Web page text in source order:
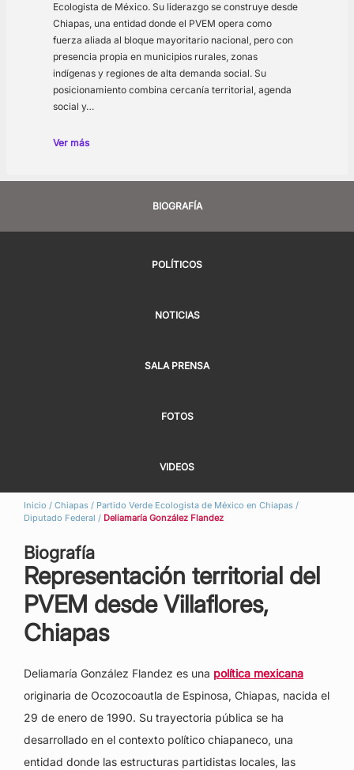
Ecologista de México. Su liderazgo se construye desde
Chiapas, una entidad donde el PVEM opera como
fuerza aliada al bloque mayoritario nacional, pero con
presencia propia en municipios rurales, zonas
indígenas y regiones de alta demanda social. Su
posicionamiento combina cercanía territorial, agenda
social y…
Ver más
BIOGRAFÍA
POLÍTICOS
NOTICIAS
SALA PRENSA
FOTOS
VIDEOS
Inicio / Chiapas / Partido Verde Ecologista de México en Chiapas /
Diputado Federal / Deliamaría González Flandez
Biografía
Representación territorial del
PVEM desde Villaflores,
Chiapas
Deliamaría González Flandez es una política mexicana
originaria de Ocozocoautla de Espinosa, Chiapas, nacida el
29 de enero de 1990. Su trayectoria pública se ha
desarrollado en el contexto político chiapaneco, una
entidad donde las estructuras partidistas locales, las